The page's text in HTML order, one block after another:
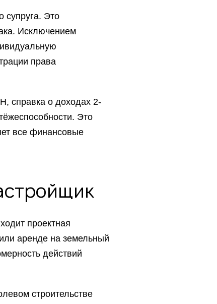
супруга. Это
Исключением
права
справка о доходах 2-
Это
все финансовые
проектная
аренде на земельный
действий
строительстве